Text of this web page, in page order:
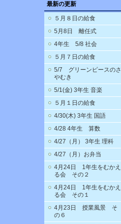
最新の更新
５月８日の給食
5月8日 離任式
4年生 5/8 社会
５月７日の給食
5/7 グリーンピースのさ
やむき
5/1(金) 3年生 音楽
５月１日の給食
4/30(木) 3年生 国語
4/28 4年生 算数
4/27（月） 3年生 理科
4/27（月）お弁当
4月24日 1年生をむかえ
る会 その２
4月24日 1年生をむかえ
る会 その１
4月23日 授業風景 そ
の６